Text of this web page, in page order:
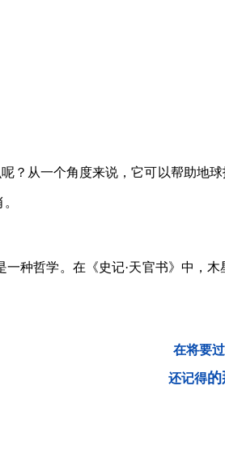
？从一个角度来说，它可以帮助地
种哲学。在《史记·天官书》中，
在将要
还记得的